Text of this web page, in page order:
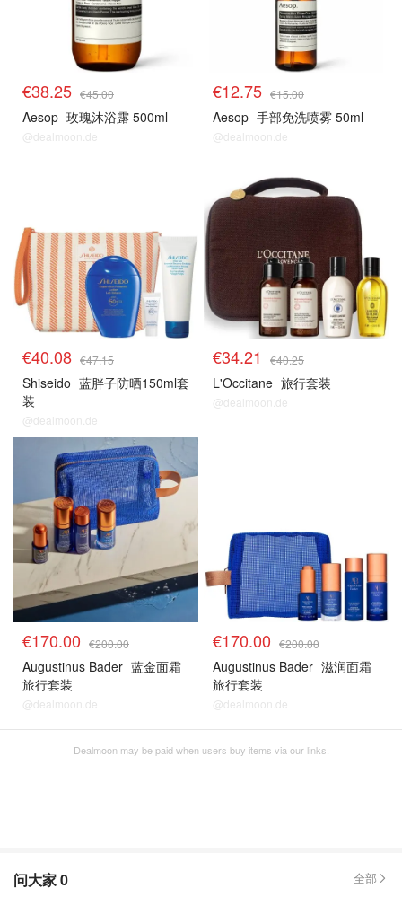
€38.25 €45.00
Aesop 玫瑰沐浴露 500ml
@dealmoon.de
€12.75 €15.00
Aesop 手部免洗喷雾 50ml
@dealmoon.de
€40.08 €47.15
Shiseido 蓝胖子防晒150ml套
装
@dealmoon.de
€34.21 €40.25
L'Occitane 旅行套装
@dealmoon.de
€170.00 €200.00
Augustinus Bader 蓝金面霜
旅行套装
@dealmoon.de
€170.00 €200.00
Augustinus Bader 滋润面霜
旅行套装
@dealmoon.de
Dealmoon may be paid when users buy items via our links.
问大家0 全部